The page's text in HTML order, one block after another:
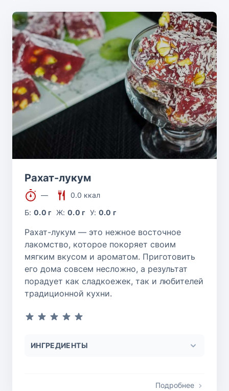
Рахат-лукум
—
0.0 ккал
Б:0.0 г Ж: 0.0 г У: 0.0 г
Рахат-лукум — это нежное восточное
лакомство, которое покоряет своим
мягким вкусом и ароматом. Приготовить
его дома совсем несложно, а результат
порадует как сладкоежек, так и любителей
традиционной кухни.
ИНГРЕДИЕНТЫ
Подробнее